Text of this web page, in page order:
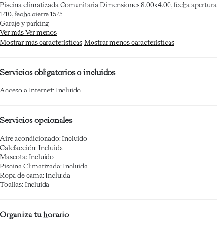
Piscina climatizada Comunitaria Dimensiones 8.00x4.00, fecha apertura
1/10, fecha cierre 15/5
Garaje y parking
Ver más Ver menos
Mostrar más características Mostrar menos características
Servicios obligatorios o incluidos
Acceso a Internet: Incluido
Servicios opcionales
Aire acondicionado: Incluido
Calefacción: Incluida
Mascota: Incluido
Piscina Climatizada: Incluida
Ropa de cama: Incluida
Toallas: Incluida
Organiza tu horario